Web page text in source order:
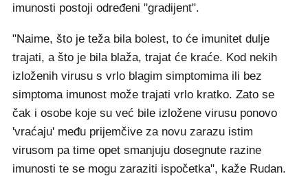
imunosti postoji određeni "gradijent".
"Naime, što je teža bila bolest, to će imunitet dulje
trajati, a što je bila blaža, trajat će kraće. Kod nekih
izloženih virusu s vrlo blagim simptomima ili bez
simptoma imunost može trajati vrlo kratko. Zato se
čak i osobe koje su već bile izložene virusu ponovo
'vraćaju' među prijemčive za novu zarazu istim
virusom pa time opet smanjuju dosegnute razine
imunosti te se mogu zaraziti ispočetka", kaže Rudan.